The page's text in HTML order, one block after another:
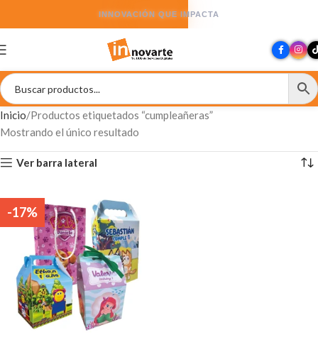
INNOVACIÓN QUE IMPACTA
Inicio Productos etiquetados “cumpleañeras”
Mostrando el único resultado
Ver barra lateral
-17%